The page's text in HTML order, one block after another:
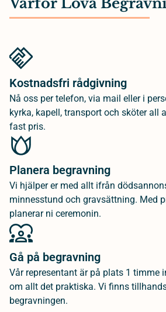
Kostnadsfri rådgivning
Nå oss per telefon, via mail eller i
kyrka, kapell, transport och sköter all
fast pris.
Planera begravning
Vi hjälper er med allt ifrån
minnesstund och gravsättning. Med
planerar ni ceremonin.
Gå på begravning
Vår representant är på plats 1 timme
om allt det praktiska. Vi finns
begravningen.